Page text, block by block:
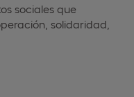
sociales que
solidaridad,